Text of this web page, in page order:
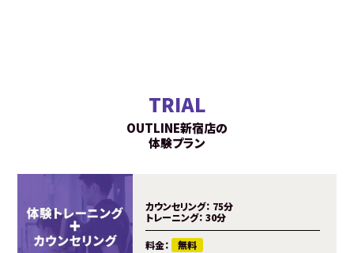
TRIAL
OUTLINE新宿店の
体験プラン
カウンセリング： 75分
トレーニング： 30分
料金： 無料